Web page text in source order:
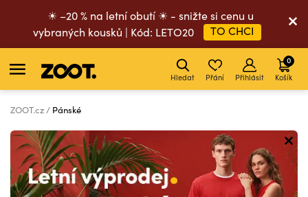
☀ –20 % na letní obutí ☀ - snižte si cenu u
vybraných kousků | Kód: LETO20
TO CHCI
Hledat Přání Přihlásit Košík
0
ZOOT.cz Pánské